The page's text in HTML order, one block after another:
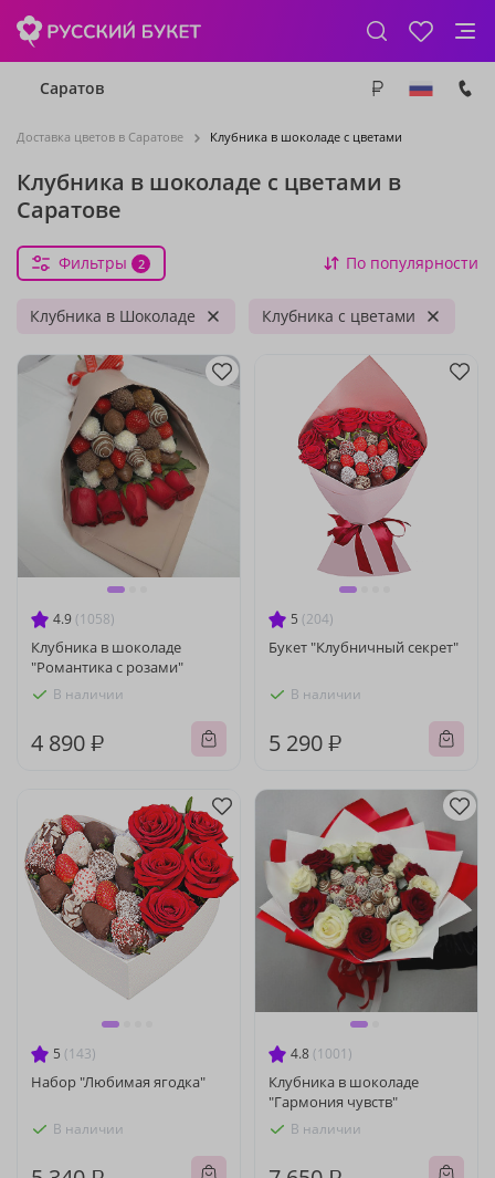
Саратов
Доставка цветов в Саратове Клубника в шоколаде с цветами
Клубника в шоколаде с цветами в
Саратове
Фильтры 2 По популярности
Клубника в Шоколаде Клубника с цветами
4.9 (1058)
Клубника в шоколаде
"Романтика с розами"
В наличии
4 890 ₽
5 (204)
Букет "Клубничный секрет"
В наличии
5 290 ₽
5 (143)
Набор "Любимая ягодка"
В наличии
4.8 (1001)
Клубника в шоколаде
"Гармония чувств"
В наличии